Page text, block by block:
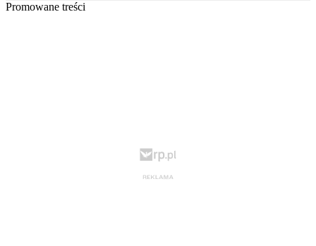
Promowane treści